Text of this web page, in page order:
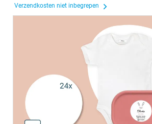
Verzendkosten niet inbegrepen